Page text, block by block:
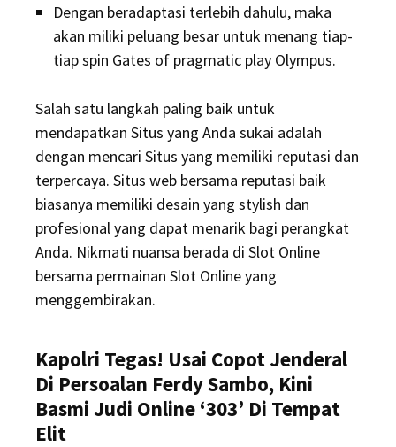
Dengan beradaptasi terlebih dahulu, maka
akan miliki peluang besar untuk menang tiap-
tiap spin Gates of pragmatic play Olympus.
Salah satu langkah paling baik untuk
mendapatkan Situs yang Anda sukai adalah
dengan mencari Situs yang memiliki reputasi dan
terpercaya. Situs web bersama reputasi baik
biasanya memiliki desain yang stylish dan
profesional yang dapat menarik bagi perangkat
Anda. Nikmati nuansa berada di Slot Online
bersama permainan Slot Online yang
menggembirakan.
Kapolri Tegas! Usai Copot Jenderal
Di Persoalan Ferdy Sambo, Kini
Basmi Judi Online ‘303’ Di Tempat
Elit